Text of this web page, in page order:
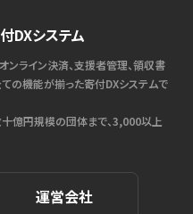
DXシステム
ンライン決済、支援者管理、領収書
の機能が揃った寄付DXシステムで
億円規模の団体まで、3,000以上
運営会社